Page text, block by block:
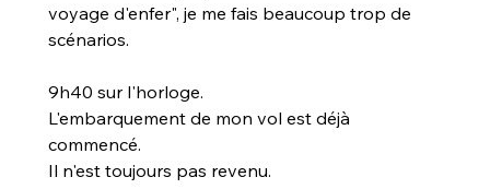
voyage d'enfer", je me fais beaucoup trop de
scénarios.
9h40 sur l'horloge.
L'embarquement de mon vol est déjà
commencé.
Il n'est toujours pas revenu.